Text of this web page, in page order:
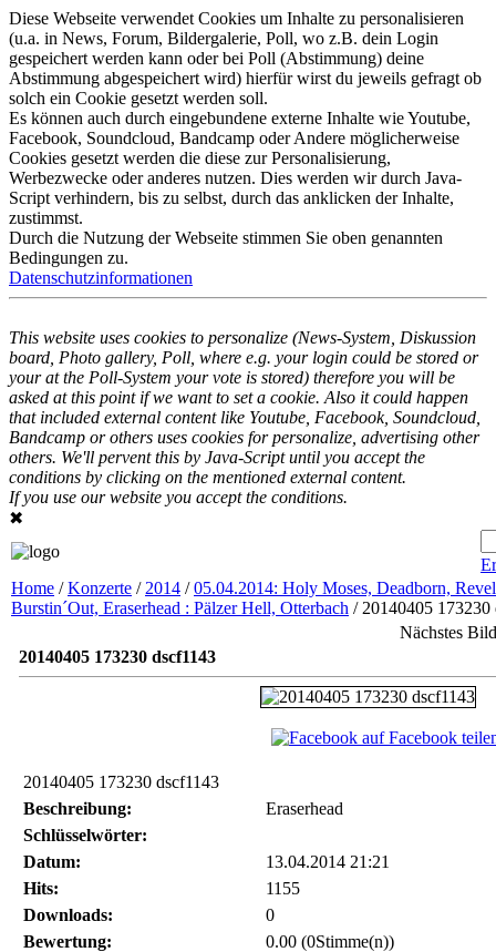
Diese Webseite verwendet Cookies um Inhalte zu personalisieren
(u.a. in News, Forum, Bildergalerie, Poll, wo z.B. dein Login
gespeichert werden kann oder bei Poll (Abstimmung) deine
Abstimmung abgespeichert wird) hierfür wirst du jeweils gefragt ob
solch ein Cookie gesetzt werden soll.
Es können auch durch eingebundene externe Inhalte wie Youtube,
Facebook, Soundcloud, Bandcamp oder Andere möglicherweise
Cookies gesetzt werden die diese zur Personalisierung,
Werbezwecke oder anderes nutzen. Dies werden wir durch Java-
Script verhindern, bis zu selbst, durch das anklicken der Inhalte,
zustimmst.
Durch die Nutzung der Webseite stimmen Sie oben genannten
Bedingungen zu.
Datenschutzinformationen
This website uses cookies to personalize (News-System, Diskussion
board, Photo gallery, Poll, where e.g. your login could be stored or
your at the Poll-System your vote is stored) therefore you will be
asked at this point if we want to set a cookie. Also it could happen
that included external content like Youtube, Facebook, Soundcloud,
Bandcamp or others uses cookies for personalize, advertising other
others. We'll pervent this by Java-Script until you accept the
conditions by clicking on the mentioned external content.
If you use our website you accept the conditions.
✖
Home /Konzerte / 2014 /05.04.2014: Holy Moses, Deadborn,
Burstin´Out, Eraserhead : Pälzer Hell, Otterbach / 20140405 173230
Nächstes
20140405 173230 dscf1143
auf Facebook
20140405 173230 dscf1143
Beschreibung:
Eraserhead
Schlüsselwörter:
Datum:
13.04.2014 21:21
Hits:
1155
Downloads:
0
Bewertung:
0.00 (0Stimme(n))